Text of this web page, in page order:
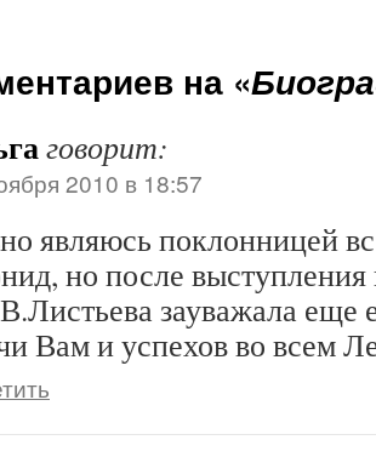
на «
говорит:
2010 в 18:57
являюсь поклонницей
но после
зауважала еще
Вам и успехов во всем